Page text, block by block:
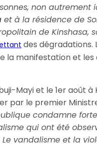
non autrement
et à la résidence de
de Kinshasa,
des dégradations.
la manifestation et
Mayi et le 1er août à
par le premier
condamne
qui ont été
vandalisme et la